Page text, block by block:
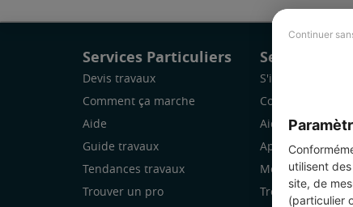
Continuer
utilisent
site, de
(particulier
Services Particuliers
Devis travaux
Comment ça marche
Aide
Guide travaux
Tendances travaux
Trouver un pro
Services Pro
S'inscrire
Comment ça
Aide
Application
Mon espace
Trouver des